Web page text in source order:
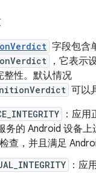
字段包含
，它表示
整性。默认情况
可以
：应
务的 Android 设备上
查，并且满足
：应